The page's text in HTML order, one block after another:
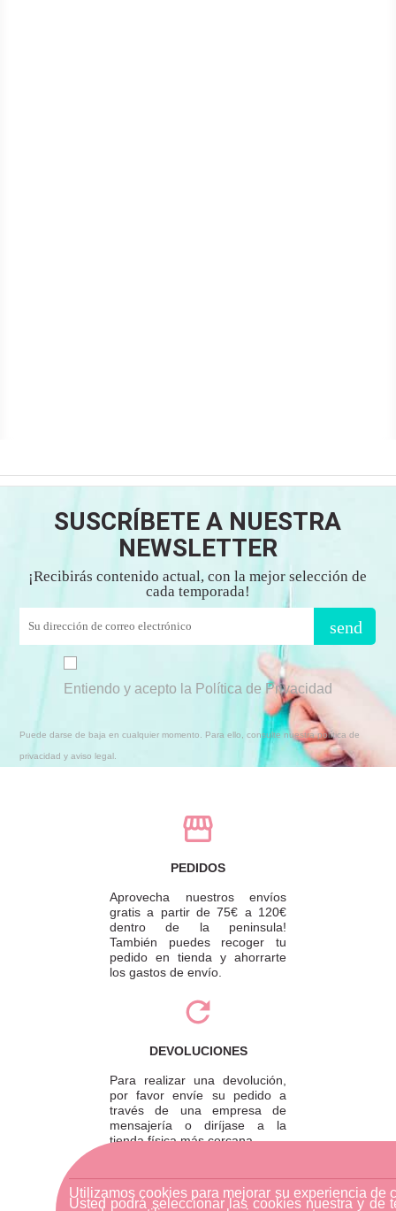
Utilizamos cookies para mejorar su experiencia de
Usted podrá seleccionar las cookies nuestra y de
SUSCRÍBETE A NUESTRA
NEWSLETTER
¡Recibirás contenido actual, con la mejor selección de
cada temporada!
send
Entiendo y acepto la Política de Privacidad
Puede darse de baja en cualquier momento. Para ello, consulte nuestra política de
privacidad y aviso legal.
PEDIDOS
Aprovecha nuestros envíos
gratis a partir de 75€ a 120€
dentro de la peninsula!
También puedes recoger tu
pedido en tienda y ahorrarte
los gastos de envío.
DEVOLUCIONES
Para realizar una devolución,
por favor envíe su pedido a
través de una empresa de
mensajería o diríjase a la
tienda física más cercana.